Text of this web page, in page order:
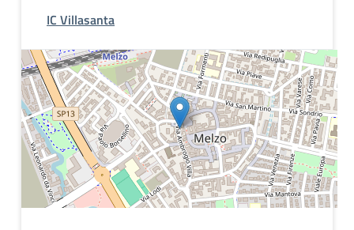
IC Villasanta